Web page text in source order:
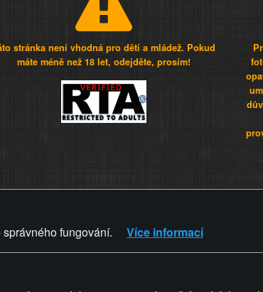
stránka není vhodná pro děti a mládež. Pokud
máte méně než 18 let, odejděte, prosím!
ZVRÁCENÝ.CZ PRAVIDLA A
fungování.
Více informací